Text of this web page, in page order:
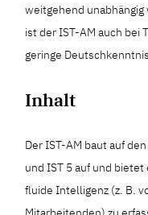
weitgehend
ist der IST-AM auch bei
geringe
Inhalt
Der IST-AM baut auf
und IST 5 auf und
fluide Intelligenz (z. B.